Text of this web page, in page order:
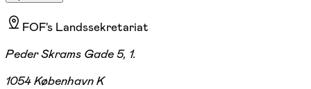
FOF's Landssekretariat
Peder Skrams Gade 5, 1.
1054 København K